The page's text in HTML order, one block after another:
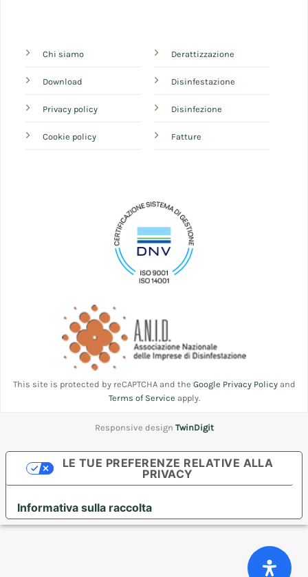
Chi siamo
Download
Privacy policy
Cookie policy
Derattizzazione
Disinfestazione
Disinfezione
Fatture
This site is protected by reCAPTCHA and the Google Privacy Policyand
Terms of Service apply.
Responsive design TwinDigit
Informativa sulla raccolta
LE TUE PREFERENZE RELATIVE ALLA
PRIVACY